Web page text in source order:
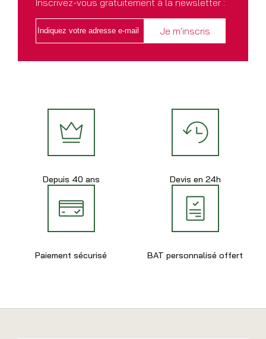
Depuis 40 ans Devis en 24h
Paiement sécurisé BAT personnalisé offert